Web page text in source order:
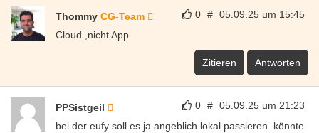
0 # 05.09.25 um 15:45
Thommy CG-Team
Cloud ,nicht App.
Zitieren Antworten
0 # 05.09.25 um 21:23
PPSistgeil
bei der eufy soll es ja angeblich lokal passieren. könnte